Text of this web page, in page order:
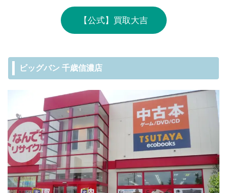
【公式】買取大吉
ビッグバン 千歳信濃店